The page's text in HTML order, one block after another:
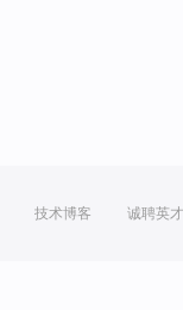
技术博客 诚聘英才